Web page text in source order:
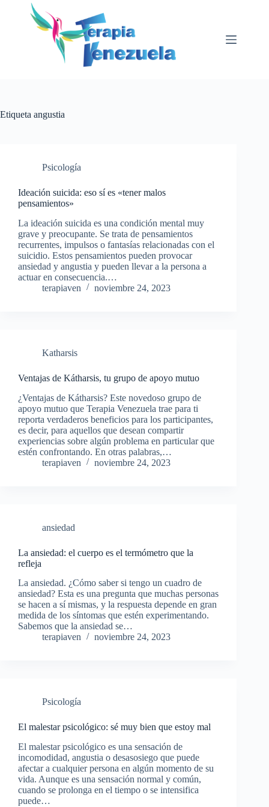
contenido
Etiqueta angustia
Psicología
Ideación suicida: eso sí es «tener malos
pensamientos»
La ideación suicida es una condición mental muy
grave y preocupante. Se trata de pensamientos
recurrentes, impulsos o fantasías relacionadas con el
suicidio. Estos pensamientos pueden provocar
ansiedad y angustia y pueden llevar a la persona a
actuar en consecuencia.…
terapiaven
noviembre 24, 2023
Katharsis
Ventajas de Kátharsis, tu grupo de apoyo mutuo
¿Ventajas de Kátharsis? Este novedoso grupo de
apoyo mutuo que Terapia Venezuela trae para ti
reporta verdaderos beneficios para los participantes,
es decir, para aquellos que desean compartir
experiencias sobre algún problema en particular que
estén confrontando. En otras palabras,…
terapiaven
noviembre 24, 2023
ansiedad
La ansiedad: el cuerpo es el termómetro que la
refleja
La ansiedad. ¿Cómo saber si tengo un cuadro de
ansiedad? Esta es una pregunta que muchas personas
se hacen a sí mismas, y la respuesta depende en gran
medida de los síntomas que estén experimentando.
Sabemos que la ansiedad se…
terapiaven
noviembre 24, 2023
Psicología
El malestar psicológico: sé muy bien que estoy mal
El malestar psicológico es una sensación de
incomodidad, angustia o desasosiego que puede
afectar a cualquier persona en algún momento de su
vida. Aunque es una sensación normal y común,
cuando se prolonga en el tiempo o se intensifica
puede…